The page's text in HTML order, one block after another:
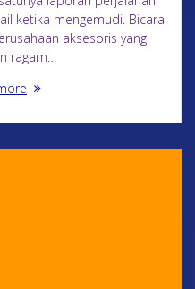
ketika mengemudi. Bicara
aksesoris yang
ragam…